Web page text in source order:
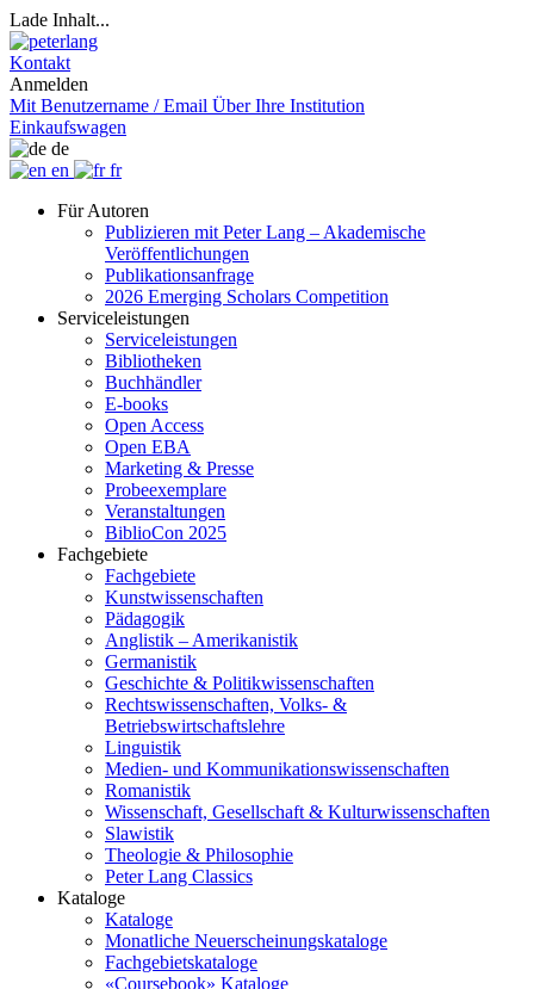
Lade Inhalt...
Kontakt
Anmelden
Mit Benutzername / Email Über Ihre Institution
Einkaufswagen
de
en
fr
Für Autoren
Publizieren mit Peter Lang – Akademische
Veröffentlichungen
Publikationsanfrage
2026 Emerging Scholars Competition
Serviceleistungen
Serviceleistungen
Bibliotheken
Buchhändler
E-books
Open Access
Open EBA
Marketing & Presse
Probeexemplare
Veranstaltungen
BiblioCon 2025
Fachgebiete
Fachgebiete
Kunstwissenschaften
Pädagogik
Anglistik – Amerikanistik
Germanistik
Geschichte & Politikwissenschaften
Rechtswissenschaften, Volks- &
Betriebswirtschaftslehre
Linguistik
Medien- und Kommunikationswissenschaften
Romanistik
Wissenschaft, Gesellschaft & Kulturwissenschaften
Slawistik
Theologie & Philosophie
Peter Lang Classics
Kataloge
Kataloge
Monatliche Neuerscheinungskataloge
Fachgebietskataloge
«Coursebook» Kataloge